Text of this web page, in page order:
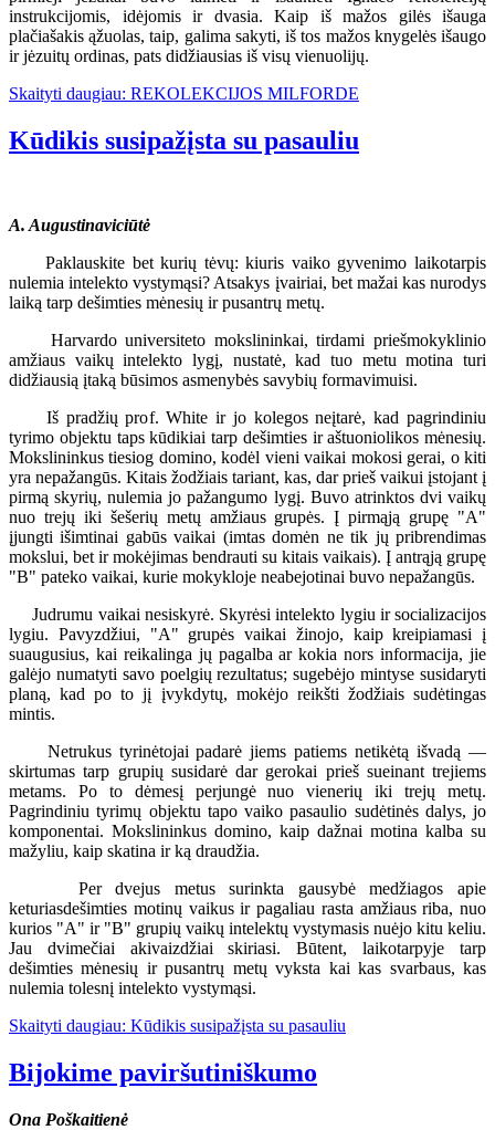
instrukcijomis, idėjomis ir dvasia. Kaip iš mažos gilės išauga
plačiašakis ąžuolas, taip, galima sakyti, iš tos mažos knygelės išaugo
ir jėzuitų ordinas, pats didžiausias iš visų vienuolijų.
Skaityti daugiau: REKOLEKCIJOS MILFORDE
Kūdikis susipažįsta su pasauliu
A. Augustinaviciūtė
Paklauskite bet kurių tėvų: kiuris vaiko gyvenimo laikotarpis
nulemia intelekto vystymąsi? Atsakys įvairiai, bet mažai kas nurodys
laiką tarp dešimties mėnesių ir pusantrų metų.
Harvardo universiteto mokslininkai, tirdami priešmokyklinio
amžiaus vaikų intelekto lygį, nustatė, kad tuo metu motina turi
didžiausią įtaką būsimos asmenybės savybių formavimuisi.
Iš pradžių prof. White ir jo kolegos neįtarė, kad pagrindiniu
tyrimo objektu taps kūdikiai tarp dešimties ir aštuoniolikos mėnesių.
Mokslininkus tiesiog domino, kodėl vieni vaikai mokosi gerai, o kiti
yra nepažangūs. Kitais žodžiais tariant, kas, dar prieš vaikui įstojant į
pirmą skyrių, nulemia jo pažangumo lygį. Buvo atrinktos dvi vaikų
nuo trejų iki šešerių metų amžiaus grupės. Į pirmąją grupę "A"
įjungti išimtinai gabūs vaikai (imtas domėn ne tik jų pribrendimas
mokslui, bet ir mokėjimas bendrauti su kitais vaikais). Į antrąją grupę
"B" pateko vaikai, kurie mokykloje neabejotinai buvo nepažangūs.
Judrumu vaikai nesiskyrė. Skyrėsi intelekto lygiu ir socializacijos
lygiu. Pavyzdžiui, "A" grupės vaikai žinojo, kaip kreipiamasi į
suaugusius, kai reikalinga jų pagalba ar kokia nors informacija, jie
galėjo numatyti savo poelgių rezultatus; sugebėjo mintyse susidaryti
planą, kad po to jį įvykdytų, mokėjo reikšti žodžiais sudėtingas
mintis.
Netrukus tyrinėtojai padarė jiems patiems netikėtą išvadą —
skirtumas tarp grupių susidarė dar gerokai prieš sueinant trejiems
metams. Po to dėmesį perjungė nuo vienerių iki trejų metų.
Pagrindiniu tyrimų objektu tapo vaiko pasaulio sudėtinės dalys, jo
komponentai. Mokslininkus domino, kaip dažnai motina kalba su
mažyliu, kaip skatina ir ką draudžia.
Per dvejus metus surinkta gausybė medžiagos apie
keturiasdešimties motinų vaikus ir pagaliau rasta amžiaus riba, nuo
kurios "A" ir "B" grupių vaikų intelektų vystymasis nuėjo kitu keliu.
Jau dvimečiai akivaizdžiai skiriasi. Būtent, laikotarpyje tarp
dešimties mėnesių ir pusantrų metų vyksta kai kas svarbaus, kas
nulemia tolesnį intelekto vystymąsi.
Skaityti daugiau: Kūdikis susipažįsta su pasauliu
Bijokime paviršutiniškumo
Ona Poškaitienė